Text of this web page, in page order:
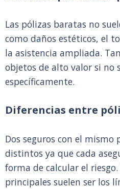
Las pólizas baratas no
como daños estéticos, el
la asistencia ampliada.
objetos de alto valor si no
específicamente.
Diferencias entre
Dos seguros con el mismo
distintos ya que cada
forma de calcular el
principales suelen ser los